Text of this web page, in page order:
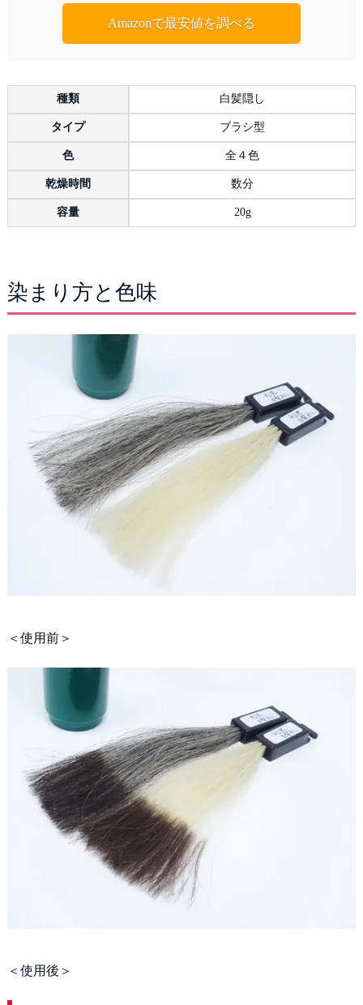
Amazonで最安値を調べる
種類
タイプ
色
乾燥時間
容量
白髪隠し
ブラシ型
全４色
数分
20g
染まり方と色味
＜使用前＞
＜使用後＞